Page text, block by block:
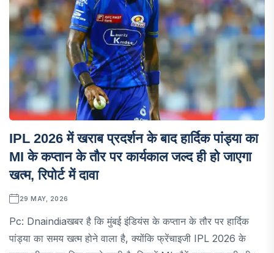
IPL 2026 में खराब प्रदर्शन के बाद हार्दिक पांड्या का
MI के कप्तान के तौर पर कार्यकाल जल्द ही हो जाएगा
खत्म, रिपोर्ट में दावा
29 MAY, 2026
Pc: Dnaindiaखबर है कि मुंबई इंडियंस के कप्तान के तौर पर हार्दिक
पांड्या का समय खत्म होने वाला है, क्योंकि फ्रेंचाइजी IPL 2026 के